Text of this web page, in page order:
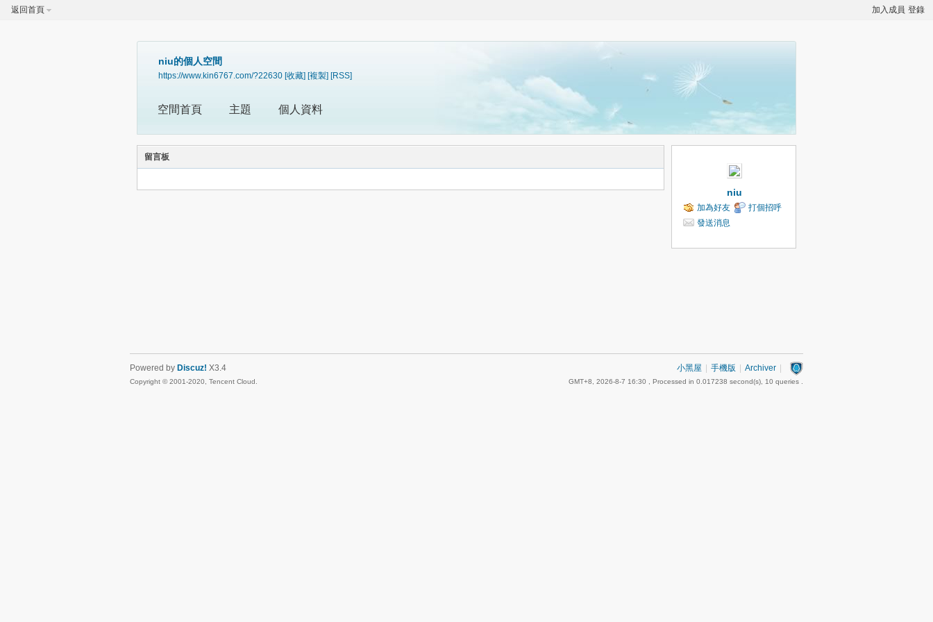
加入成員 登錄
返回首頁
niu的個人空間
https://www.kin6767.com/?22630 [收藏] [複製] [RSS]
空間首頁 主題 個人資料
留言板
niu
加為好友
打個招呼
發送消息
小黑屋 手機版 Archiver
GMT+8, 2026-8-7 16:30 , Processed in 0.017238 second(s), 10 queries .
Powered by Discuz! X3.4
Copyright © 2001-2020, Tencent Cloud.